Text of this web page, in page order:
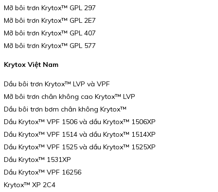
Mỡ bôi trơn Krytox™ GPL 297
Mỡ bôi trơn Krytox™ GPL 2E7
Mỡ bôi trơn Krytox™ GPL 407
Mỡ bôi trơn Krytox™ GPL 577
Krytox Việt Nam
Dầu bôi trơn Krytox™ LVP và VPF
Mỡ bôi trơn chân không cao Krytox™ LVP
Dầu bôi trơn bơm chân không Krytox™
Dầu Krytox™ VPF 1506 và dầu Krytox™ 1506XP
Dầu Krytox™ VPF 1514 và dầu Krytox™ 1514XP
Dầu Krytox™ VPF 1525 và dầu Krytox™ 1525XP
Dầu Krytox™ 1531XP
Dầu Krytox™ VPF 16256
Krytox™ XP 2C4